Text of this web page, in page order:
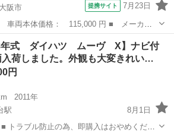
阪市
提携サイト 7月23日
： ムーヴ ■ グレード名： カスタム
下取り車 車検Ｒ１０年８月４日まで Ｈ
年式 ダイハツ ムーヴ X】ナビ付
入荷しました。外観も大変きれい…
円
2011年
駅
8月1日